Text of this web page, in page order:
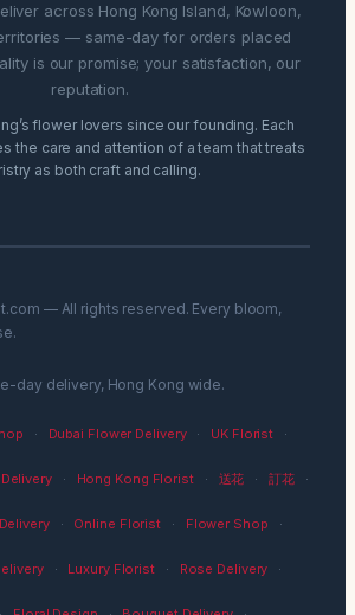
across Hong Kong Island, Kowloon,
— same-day for orders placed
is our promise; your satisfaction, our
reputation.
flower lovers since our founding. Each
the care and attention of a team that treats
as both craft and calling.
— All rights reserved. Every bloom,
day delivery, Hong Kong wide.
· Dubai Flower Delivery · UK Florist ·
· Hong Kong Florist · 送花 · 訂花 ·
· Online Florist · Flower Shop ·
· Luxury Florist · Rose Delivery ·